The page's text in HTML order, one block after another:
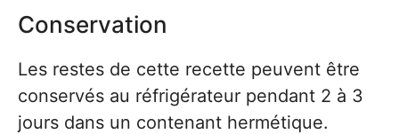
Conservation
Les restes de cette recette peuvent être
conservés au réfrigérateur pendant 2 à 3
jours dans un contenant hermétique.